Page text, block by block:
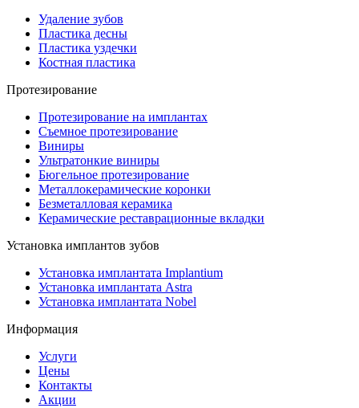
Удаление зубов
Пластика десны
Пластика уздечки
Костная пластика
Протезирование
Протезирование на имплантах
Съемное протезирование
Виниры
Ультратонкие виниры
Бюгельное протезирование
Металлокерамические коронки
Безметалловая керамика
Керамические реставрационные вкладки
Установка имплантов зубов
Установка имплантата Implantium
Установка имплантата Astra
Установка имплантата Nobel
Информация
Услуги
Цены
Контакты
Акции